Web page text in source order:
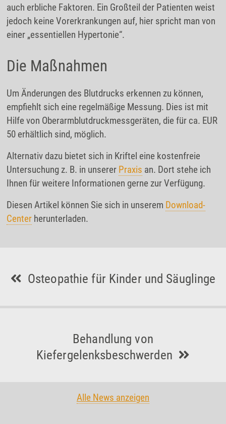
auch erbliche Faktoren. Ein Großteil der Patienten weist
jedoch keine Vorerkrankungen auf, hier spricht man von
einer „essentiellen Hypertonie“.
Die Maßnahmen
Um Änderungen des Blutdrucks erkennen zu können,
empfiehlt sich eine regelmäßige Messung. Dies ist mit
Hilfe von Oberarmblutdruckmessgeräten, die für ca. EUR
50 erhältlich sind, möglich.
Alternativ dazu bietet sich in Kriftel eine kostenfreie
Untersuchung z. B. in unserer Praxis an. Dort stehe ich
Ihnen für weitere Informationen gerne zur Verfügung.
Diesen Artikel können Sie sich in unserem Download-
Centerherunterladen.
Osteopathie für Kinder und Säuglinge
Behandlung von
Kiefergelenksbeschwerden
Alle News anzeigen